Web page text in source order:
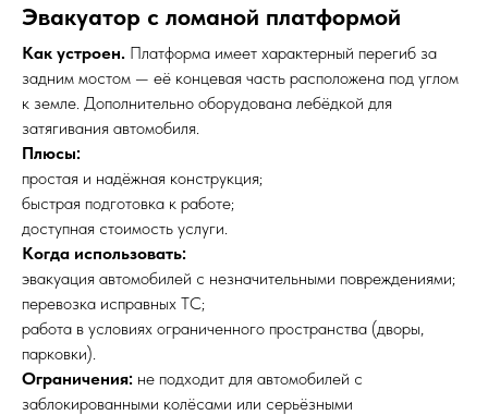
Эвакуатор с ломаной платформой
Как устроен. Платформа имеет характерный перегиб за
задним мостом — её концевая часть расположена под углом
к земле. Дополнительно оборудована лебёдкой для
затягивания автомобиля.
Плюсы:
простая и надёжная конструкция;
быстрая подготовка к работе;
доступная стоимость услуги.
Когда использовать:
эвакуация автомобилей с незначительными повреждениями;
перевозка исправных ТС;
работа в условиях ограниченного пространства (дворы,
парковки).
Ограничения: не подходит для автомобилей с
заблокированными колёсами или серьёзными